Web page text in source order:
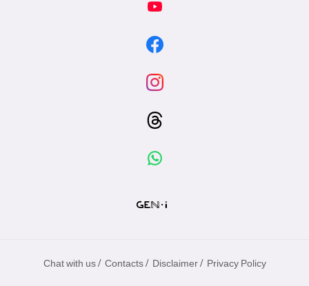
Chat with us / Contacts / Disclaimer / Privacy Policy